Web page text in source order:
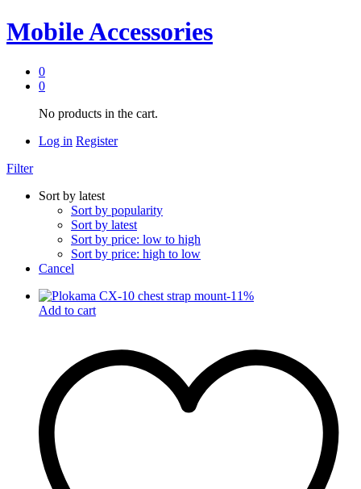
Mobile Accessories
0
0
No products in the cart.
Log in Register
Filter
Sort by latest
Sort by popularity
Sort by latest
Sort by price: low to high
Sort by price: high to low
Cancel
-11%
Add to cart